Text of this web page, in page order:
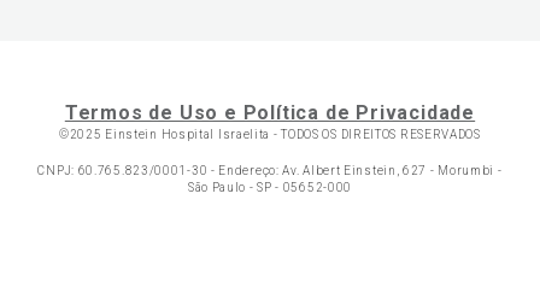
Termos de Uso e Política de Privacidade
©2025 Einstein Hospital Israelita -TODOS OS DIREITOS RESERVADOS
CNPJ: 60.765.823/0001-30 - Endereço: Av. Albert Einstein, 627 - Morumbi -
São Paulo - SP - 05652-000